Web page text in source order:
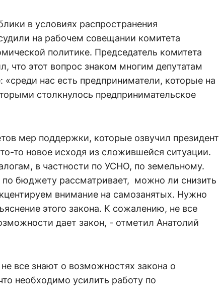
в условиях распространения
на рабочем совещании комитета
политике. Председатель комитета
что этот вопрос знаком многим депутатам
нас есть предприниматели, которые на
столкнулось предпринимательское
мер поддержки, которые озвучил президент
то новое исходя из сложившейся ситуации.
в частности по УСНО, по земельному.
по бюджету рассматривает, можно ли снизить
внимание на самозанятых. Нужно
этого закона. К сожалению, не все
дает закон, - отметил Анатолий
все знают о возможностях закона о
необходимо усилить работу по